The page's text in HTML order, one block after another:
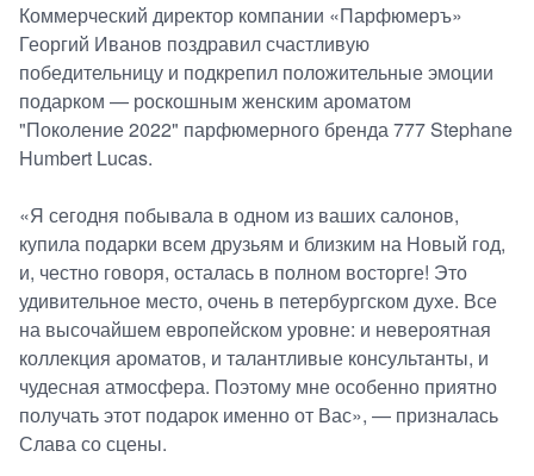
Коммерческий директор компании «Парфюмеръ»
Георгий Иванов поздравил счастливую
победительницу и подкрепил положительные эмоции
подарком — роскошным женским ароматом
"Поколение 2022" парфюмерного бренда 777 Stephane
Humbert Lucas.
«Я сегодня побывала в одном из ваших салонов,
купила подарки всем друзьям и близким на Новый год,
и, честно говоря, осталась в полном восторге! Это
удивительное место, очень в петербургском духе. Все
на высочайшем европейском уровне: и невероятная
коллекция ароматов, и талантливые консультанты, и
чудесная атмосфера. Поэтому мне особенно приятно
получать этот подарок именно от Вас», — призналась
Слава со сцены.